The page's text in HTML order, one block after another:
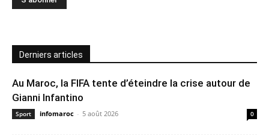
Derniers articles
Au Maroc, la FIFA tente d’éteindre la crise autour de
Gianni Infantino
Sport infomaroc - 5 août 2026 0